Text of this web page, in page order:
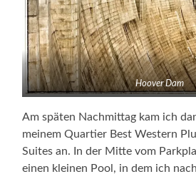
Hoover Dam
Am späten Nachmittag kam ich
meinem Quartier Best Western
Suites an. In der Mitte vom
einen kleinen Pool, in dem ich